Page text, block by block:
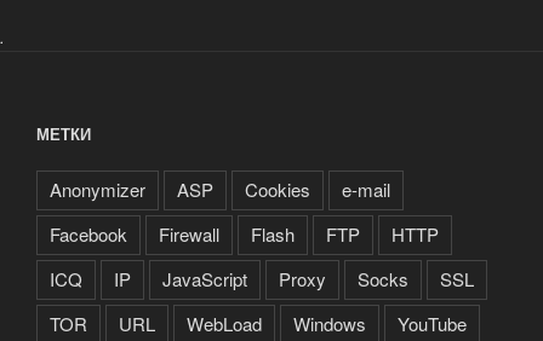
.
МЕТКИ
Anonymizer ASP Cookies
e-mail
Facebook
Firewall Flash FTP
HTTP
ICQ
IP JavaScript Proxy Socks
SSL
TOR
URL WebLoad Windows
YouTube